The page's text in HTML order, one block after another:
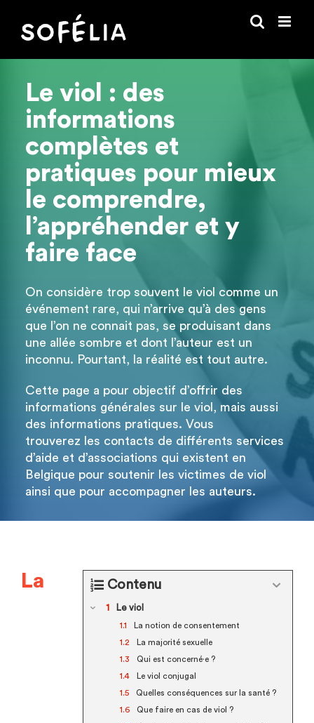
contenu
Le viol : des
informations
complètes et
pratiques pour mieux
le comprendre,
l’appréhender et y
faire face
On considère trop souvent le viol comme un
événement rare, qui n’arrive qu’à des gens
que l’on ne connait pas, se produisant dans
une allée sombre et dont l’auteur est un
inconnu. Pourtant, la réalité est tout autre.
Cette page a pour objectif d’offrir des
informations générales sur le viol, mais aussi
des informations pratiques. Vous
trouverez les contacts de différents services
d’aide et d’associations qui existent en
Belgique pour soutenir les victimes de viol
ainsi que pour accompagner les auteurs.
Contenu
Le viol
La notion de consentement
La majorité sexuelle
Qui est concerné·e ?
Le viol conjugal
Quelles conséquences sur la santé ?
Que faire en cas de viol ?
La